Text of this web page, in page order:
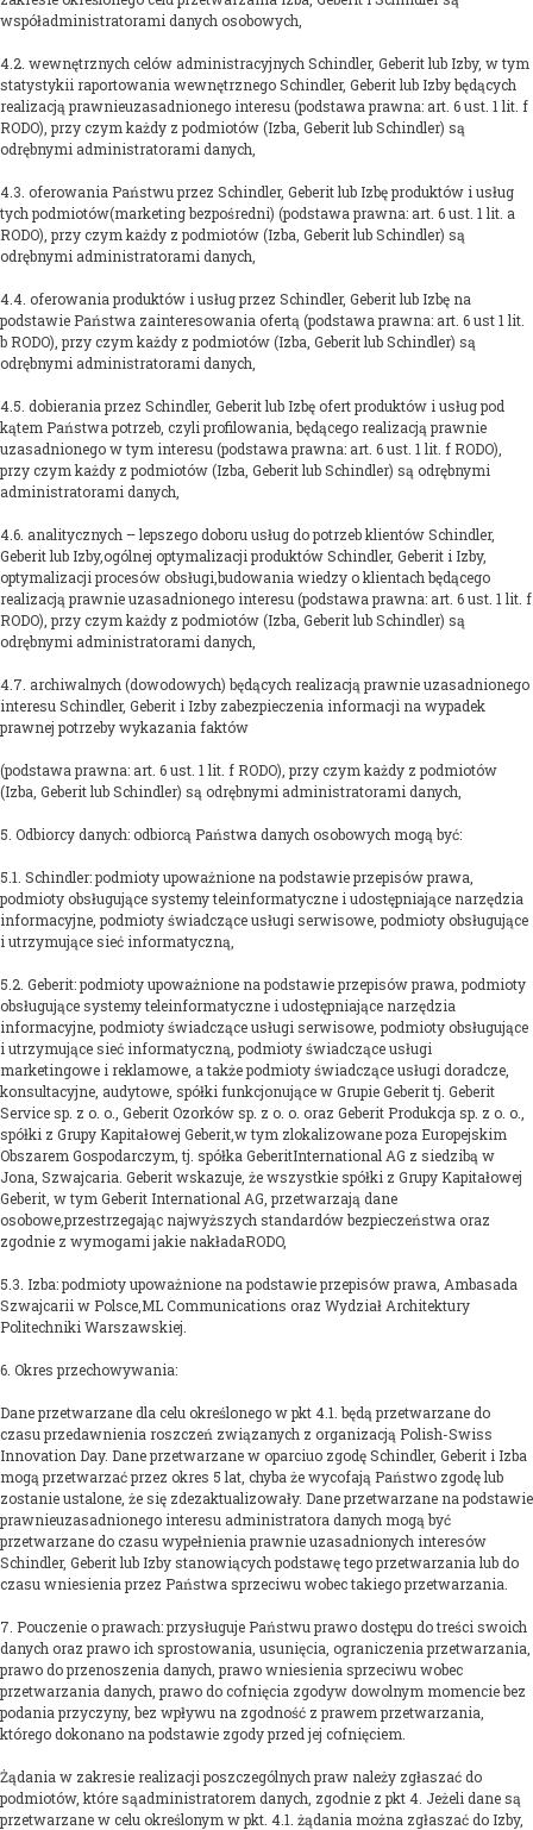
współadministratorami danych osobowych,
4.2. wewnętrznych celów administracyjnych Schindler, Geberit lub Izby, w tym
statystykii raportowania wewnętrznego Schindler, Geberit lub Izby będących
realizacją prawnieuzasadnionego interesu (podstawa prawna: art. 6 ust. 1 lit. f
RODO), przy czym każdy z podmiotów (Izba, Geberit lub Schindler) są
odrębnymi administratorami danych,
4.3. oferowania Państwu przez Schindler, Geberit lub Izbę produktów i usług
tych podmiotów(marketing bezpośredni) (podstawa prawna: art. 6 ust. 1 lit. a
RODO), przy czym każdy z podmiotów (Izba, Geberit lub Schindler) są
odrębnymi administratorami danych,
4.4. oferowania produktów i usług przez Schindler, Geberit lub Izbę na
podstawie Państwa zainteresowania ofertą (podstawa prawna: art. 6 ust 1 lit.
b RODO), przy czym każdy z podmiotów (Izba, Geberit lub Schindler) są
odrębnymi administratorami danych,
4.5. dobierania przez Schindler, Geberit lub Izbę ofert produktów i usług pod
kątem Państwa potrzeb, czyli profilowania, będącego realizacją prawnie
uzasadnionego w tym interesu (podstawa prawna: art. 6 ust. 1 lit. f RODO),
przy czym każdy z podmiotów (Izba, Geberit lub Schindler) są odrębnymi
administratorami danych,
4.6. analitycznych – lepszego doboru usług do potrzeb klientów Schindler,
Geberit lub Izby,ogólnej optymalizacji produktów Schindler, Geberit i Izby,
optymalizacji procesów obsługi,budowania wiedzy o klientach będącego
realizacją prawnie uzasadnionego interesu (podstawa prawna: art. 6 ust. 1 lit. f
RODO), przy czym każdy z podmiotów (Izba, Geberit lub Schindler) są
odrębnymi administratorami danych,
4.7. archiwalnych (dowodowych) będących realizacją prawnie uzasadnionego
interesu Schindler, Geberit i Izby zabezpieczenia informacji na wypadek
prawnej potrzeby wykazania faktów
(podstawa prawna: art. 6 ust. 1 lit. f RODO), przy czym każdy z podmiotów
(Izba, Geberit lub Schindler) są odrębnymi administratorami danych,
5. Odbiorcy danych: odbiorcą Państwa danych osobowych mogą być:
5.1. Schindler: podmioty upoważnione na podstawie przepisów prawa,
podmioty obsługujące systemy teleinformatyczne i udostępniające narzędzia
informacyjne, podmioty świadczące usługi serwisowe, podmioty obsługujące
i utrzymujące sieć informatyczną,
5.2. Geberit: podmioty upoważnione na podstawie przepisów prawa, podmioty
obsługujące systemy teleinformatyczne i udostępniające narzędzia
informacyjne, podmioty świadczące usługi serwisowe, podmioty obsługujące
i utrzymujące sieć informatyczną, podmioty świadczące usługi
marketingowe i reklamowe, a także podmioty świadczące usługi doradcze,
konsultacyjne, audytowe, spółki funkcjonujące w Grupie Geberit tj. Geberit
Service sp. z o. o., Geberit Ozorków sp. z o. o. oraz Geberit Produkcja sp. z o. o.,
spółki z Grupy Kapitałowej Geberit,w tym zlokalizowane poza Europejskim
Obszarem Gospodarczym, tj. spółka GeberitInternational AG z siedzibą w
Jona, Szwajcaria. Geberit wskazuje, że wszystkie spółki z Grupy Kapitałowej
Geberit, w tym Geberit International AG, przetwarzają dane
osobowe,przestrzegając najwyższych standardów bezpieczeństwa oraz
zgodnie z wymogami jakie nakładaRODO,
5.3. Izba: podmioty upoważnione na podstawie przepisów prawa, Ambasada
Szwajcarii w Polsce,ML Communications oraz Wydział Architektury
Politechniki Warszawskiej.
6. Okres przechowywania:
Dane przetwarzane dla celu określonego w pkt 4.1. będą przetwarzane do
czasu przedawnienia roszczeń związanych z organizacją Polish-Swiss
Innovation Day. Dane przetwarzane w oparciuo zgodę Schindler, Geberit i Izba
mogą przetwarzać przez okres 5 lat, chyba że wycofają Państwo zgodę lub
zostanie ustalone, że się zdezaktualizowały. Dane przetwarzane na podstawie
prawnieuzasadnionego interesu administratora danych mogą być
przetwarzane do czasu wypełnienia prawnie uzasadnionych interesów
Schindler, Geberit lub Izby stanowiących podstawę tego przetwarzania lub do
czasu wniesienia przez Państwa sprzeciwu wobec takiego przetwarzania.
7. Pouczenie o prawach: przysługuje Państwu prawo dostępu do treści swoich
danych oraz prawo ich sprostowania, usunięcia, ograniczenia przetwarzania,
prawo do przenoszenia danych, prawo wniesienia sprzeciwu wobec
przetwarzania danych, prawo do cofnięcia zgodyw dowolnym momencie bez
podania przyczyny, bez wpływu na zgodność z prawem przetwarzania,
którego dokonano na podstawie zgody przed jej cofnięciem.
Żądania w zakresie realizacji poszczególnych praw należy zgłaszać do
podmiotów, które sąadministratorem danych, zgodnie z pkt 4. Jeżeli dane są
przetwarzane w celu określonym w pkt. 4.1. żądania można zgłaszać do Izby,